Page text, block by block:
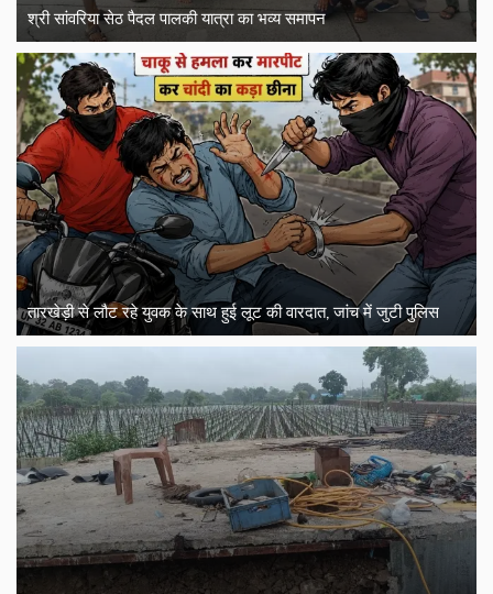
श्री सांवरिया सेठ पैदल पालकी यात्रा का भव्य समापन
तारखेड़ी से लौट रहे युवक के साथ हुई लूट की वारदात, जांच में जुटी पुलिस